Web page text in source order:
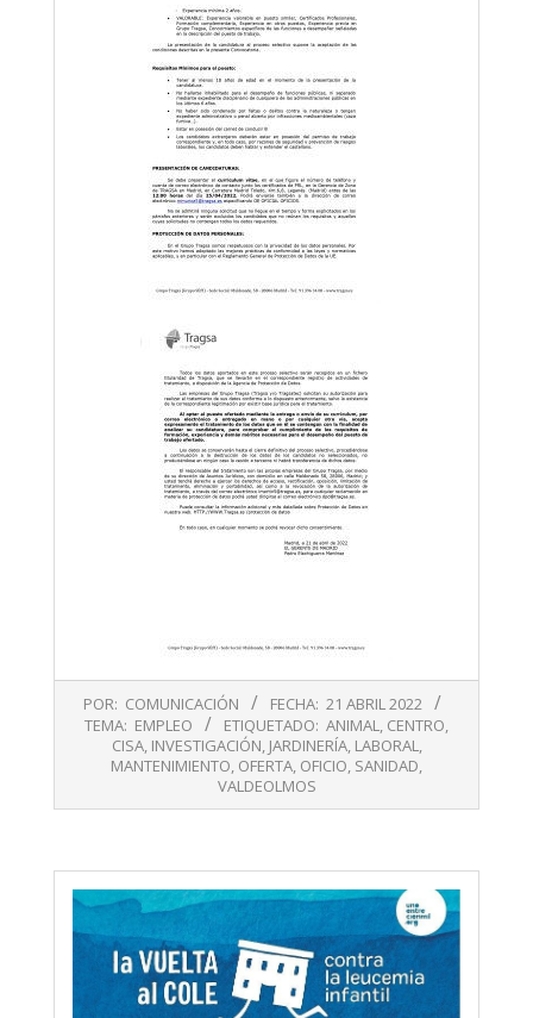
POR: COMUNICACIÓN FECHA: 21 ABRIL 2022
TEMA: EMPLEO ETIQUETADO: ANIMAL, CENTRO,
CISA, INVESTIGACIÓN, JARDINERÍA, LABORAL,
MANTENIMIENTO, OFERTA, OFICIO, SANIDAD,
VALDEOLMOS